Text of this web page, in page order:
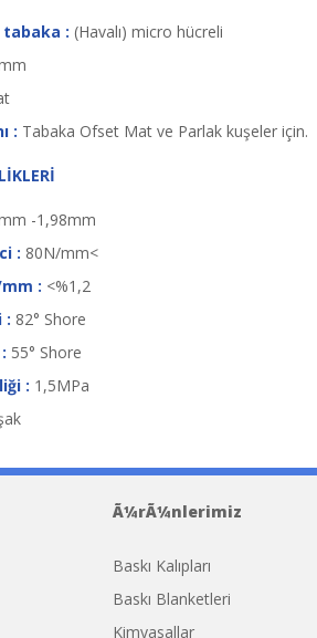
tabaka : (Havalı) micro hücreli
: Tabaka Ofset Mat ve Parlak kuşeler için.
-1,98mm
: 80N/mm<
: <%1,2
: 82° Shore
55° Shore
: 1,5MPa
Ã¼rÃ¼nlerimiz
Baskı Kalıpları
Baskı Blanketleri
Kimyasallar
Asa superior Saffiano